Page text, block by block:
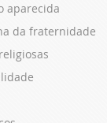
aparecida
da fraternidade